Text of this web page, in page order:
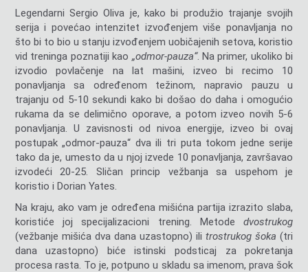
Legendarni Sergio Oliva je, kako bi produžio trajanje svojih
serija i povećao intenzitet izvođenjem više ponavljanja no
što bi to bio u stanju izvođenjem uobičajenih setova, koristio
vid treninga poznatiji kao „odmor-pauza“. Na primer, ukoliko bi
izvodio povlačenje na lat mašini, izveo bi recimo 10
ponavljanja sa određenom težinom, napravio pauzu u
trajanju od 5-10 sekundi kako bi došao do daha i omogućio
rukama da se delimično oporave, a potom izveo novih 5-6
ponavljanja. U zavisnosti od nivoa energije, izveo bi ovaj
postupak „odmor-pauza“ dva ili tri puta tokom jedne serije
tako da je, umesto da u njoj izvede 10 ponavljanja, završavao
izvodeći 20-25. Sličan princip vežbanja sa uspehom je
koristio i Dorian Yates.
Na kraju, ako vam je određena mišićna partija izrazito slaba,
koristiće joj specijalizacioni trening. Metodedvostrukog
(vežbanje mišića dva dana uzastopno) ilitrostrukog šoka(tri
dana uzastopno) biće istinski podsticaj za pokretanja
procesa rasta. To je, potpuno u skladu sa imenom, prava šok